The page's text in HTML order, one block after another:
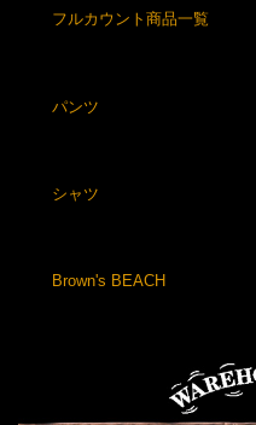
フルカウント商品一覧
パンツ
シャツ
Brown's BEACH